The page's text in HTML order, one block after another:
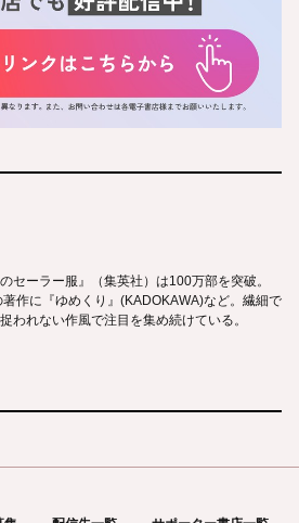
セーラー服』（集英社）は100万部を突破。
作に『ゆめくり』(KADOKAWA)など。繊細で
われない作風で注目を集め続けている。